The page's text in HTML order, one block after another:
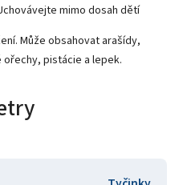
mimo dosah dětí
Může obsahovat arašídy,
pistácie a lepek.